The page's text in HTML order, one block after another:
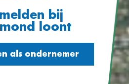
bij
loont
als ondernemer